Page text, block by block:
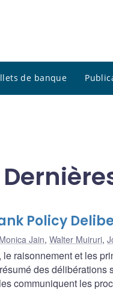
de banque
Policy
Monica Jain, Walter Muiruri,
raisonnement et les
des
communiquent les